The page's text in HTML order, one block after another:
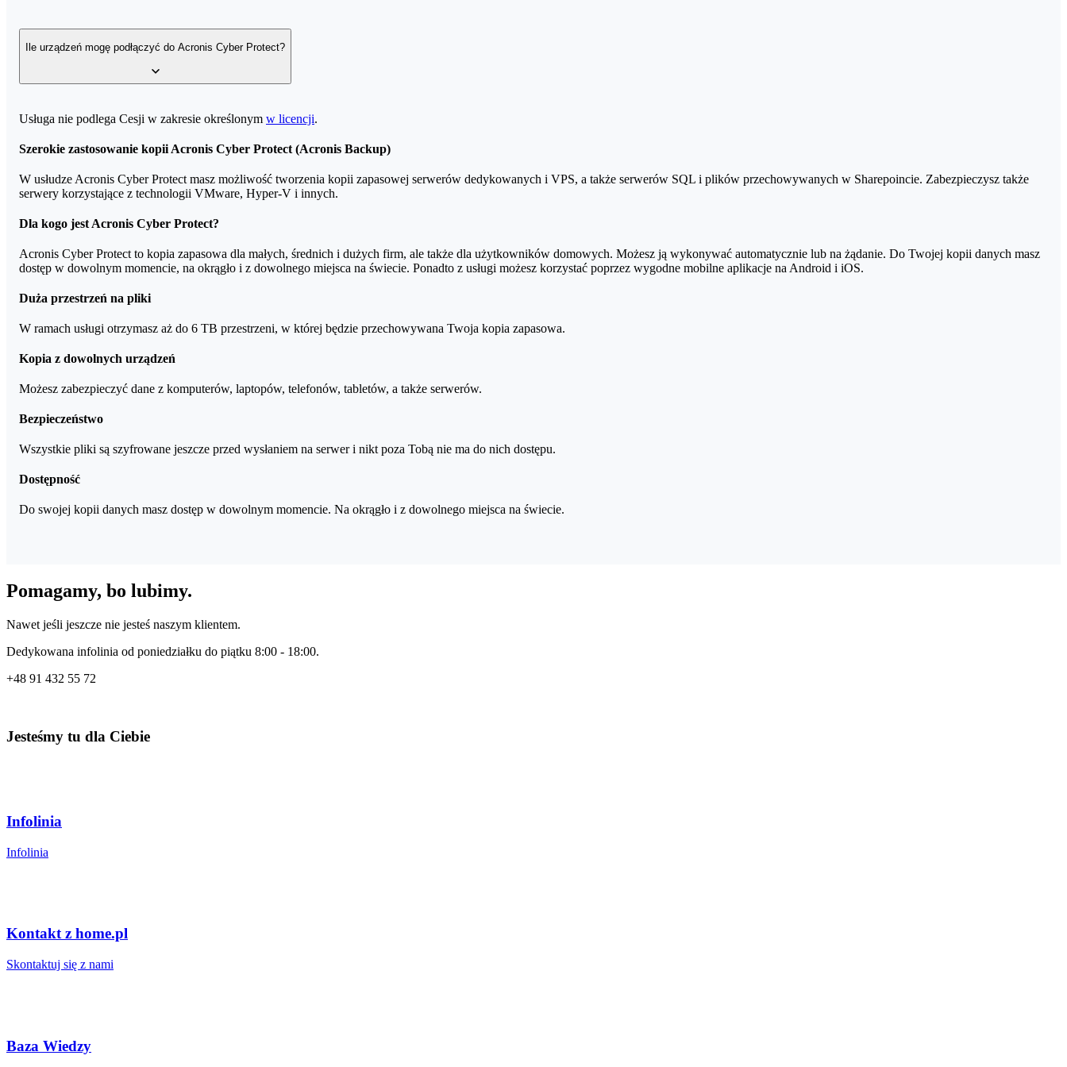
Szyfrowanie kopii zapasowej oraz jej wysyłanie w chmurę wykorzystuje zasoby twojego komputera oraz łącza internetowego. Aby kopia zapasowa nie była odczuwalna dla Ciebie i Twojego komputera
możesz ustawić jej priorytet oraz maksymalną wartość łącza internetowego, jaka będzie wykorzystywana do wysyłania danych w chmurę.
Ile urządzeń mogę podłączyć do Acronis Cyber Protect?
Do usługi Acronis Cyber Protect możesz podłączyć dowolną liczbę urządzeń.
Usługa nie podlega Cesji w zakresie określonym w licencji.
Szerokie zastosowanie kopii Acronis Cyber Protect (Acronis Backup)
W usłudze Acronis Cyber Protect masz możliwość tworzenia kopii zapasowej serwerów dedykowanych i VPS, a także serwerów SQL i plików przechowywanych w Sharepoincie. Zabezpieczysz także
serwery korzystające z technologii VMware, Hyper-V i innych.
Dla kogo jest Acronis Cyber Protect?
Acronis Cyber Protect to kopia zapasowa dla małych, średnich i dużych firm, ale także dla użytkowników domowych. Możesz ją wykonywać automatycznie lub na żądanie. Do Twojej kopii danych masz
dostęp w dowolnym momencie, na okrągło i z dowolnego miejsca na świecie. Ponadto z usługi możesz korzystać poprzez wygodne mobilne aplikacje na Android i iOS.
Duża przestrzeń na pliki
W ramach usługi otrzymasz aż do 6 TB przestrzeni, w której będzie przechowywana Twoja kopia zapasowa.
Kopia z dowolnych urządzeń
Możesz zabezpieczyć dane z komputerów, laptopów, telefonów, tabletów, a także serwerów.
Bezpieczeństwo
Wszystkie pliki są szyfrowane jeszcze przed wysłaniem na serwer i nikt poza Tobą nie ma do nich dostępu.
Dostępność
Do swojej kopii danych masz dostęp w dowolnym momencie. Na okrągło i z dowolnego miejsca na świecie.
Pomagamy, bo lubimy.
Nawet jeśli jeszcze nie jesteś naszym klientem.
Dedykowana infolinia od poniedziałku do piątku 8:00 - 18:00.
+48 91 432 55 72
Jesteśmy tu dla Ciebie
Infolinia
Infolinia
Kontakt z home.pl
Skontaktuj się z nami
Baza Wiedzy